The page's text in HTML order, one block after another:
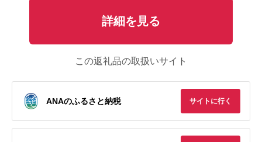
詳細を見る
この返礼品の取扱いサイト
ANAのふるさと納税 サイトに行く